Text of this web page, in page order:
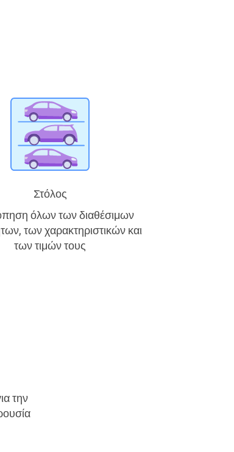
Στόλος
όλων των διαθέσιμων
των χαρακτηριστικών και
των τιμών τους
την